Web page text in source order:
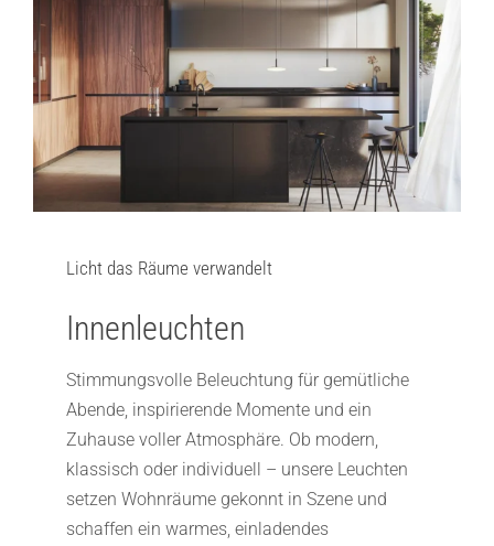
Licht das Räume verwandelt
Innenleuchten
Stimmungsvolle Beleuchtung für gemütliche
Abende, inspirierende Momente und ein
Zuhause voller Atmosphäre. Ob modern,
klassisch oder individuell – unsere Leuchten
setzen Wohnräume gekonnt in Szene und
schaffen ein warmes, einladendes